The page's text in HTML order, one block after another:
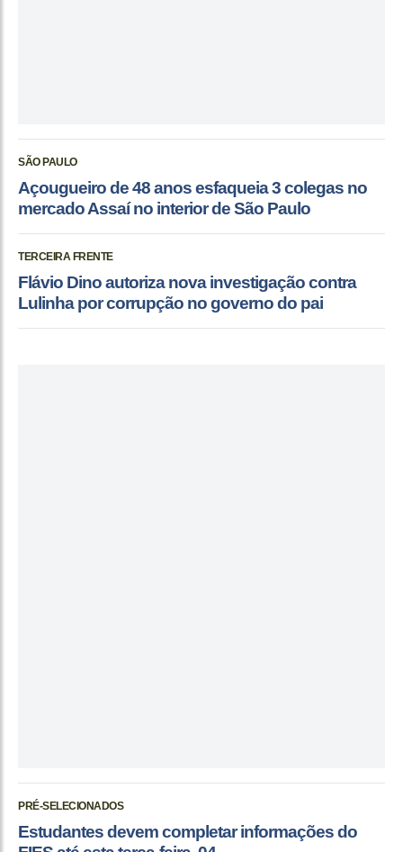
SÃO PAULO
Açougueiro de 48 anos esfaqueia 3 colegas no
mercado Assaí no interior de São Paulo
TERCEIRA FRENTE
Flávio Dino autoriza nova investigação contra
Lulinha por corrupção no governo do pai
PRÉ-SELECIONADOS
Estudantes devem completar informações do